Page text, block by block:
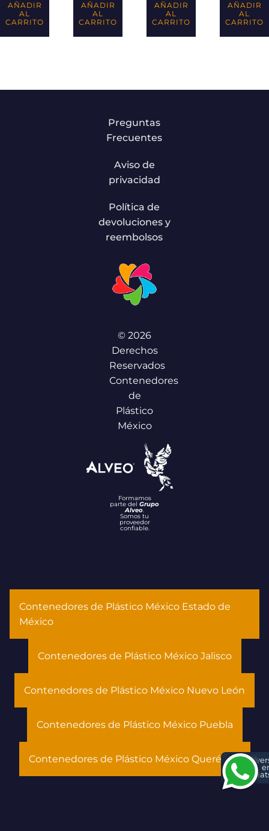
AÑADIR
AL
CARRITO
AÑADIR
AL
CARRITO
AÑADIR
AL
CARRITO
AÑADIR
AL
CARRITO
Preguntas
Frecuentes
Aviso de
privacidad
Política de
devoluciones y
reembolsos
© 2026
Derechos
Reservados
Contenedores
de
Plástico
México
Formamos
parte del Grupo
Alveo.
Somos tu
proveedor
confiable.
Contenedores de Plástico México Estado de
México
Contenedores de Plástico México Jalisco
Contenedores de Plástico México Nuevo León
Contenedores de Plástico México Puebla
Contenedores de Plástico México Querétaro